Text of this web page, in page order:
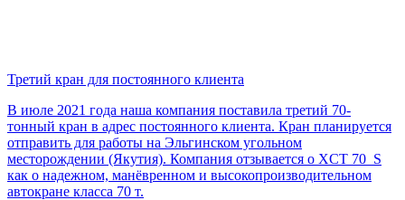
Третий кран для постоянного клиента
В июле 2021 года наша компания поставила третий 70-
тонный кран в адрес постоянного клиента. Кран планируется
отправить для работы на Эльгинском угольном
месторождении (Якутия). Компания отзывается о XCT 70_S
как о надежном, манёвренном и высокопроизводительном
автокране класса 70 т.